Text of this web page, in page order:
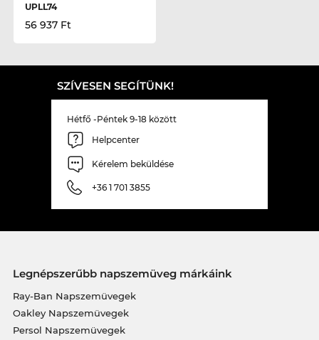
UPLL74
56 937 Ft
SZÍVESEN SEGÍTÜNK!
Hétfő -Péntek 9-18 között
Helpcenter
Kérelem beküldése
+36 1 701 3855
Legnépszerűbb napszemüveg márkáink
Ray-Ban Napszemüvegek
Oakley Napszemüvegek
Persol Napszemüvegek